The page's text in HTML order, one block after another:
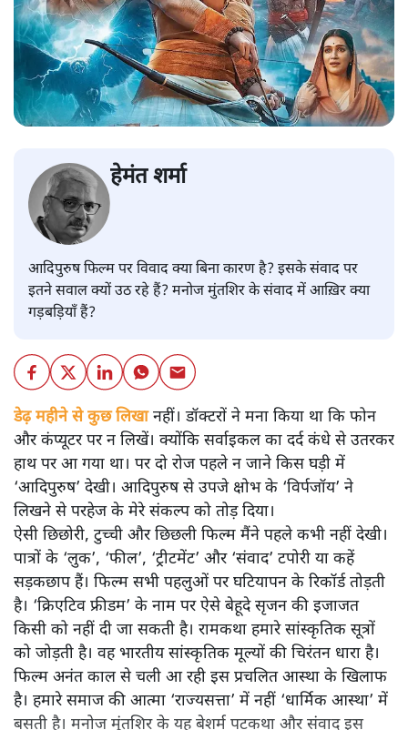
हेमंत शर्मा
आदिपुरुष फिल्म पर विवाद क्या बिना कारण है? इसके संवाद पर
इतने सवाल क्यों उठ रहे हैं? मनोज मुंतशिर के संवाद में आख़िर क्या
गड़बड़ियाँ हैं?
डेढ़ महीने से कुछ लिखा नहीं। डॉक्टरों ने मना किया था कि फोन
और कंप्यूटर पर न लिखें। क्योंकि सर्वाइकल का दर्द कंधे से उतरकर
हाथ पर आ गया था। पर दो रोज पहले न जाने किस घड़ी में
‘आदिपुरुष’ देखी। आदिपुरुष से उपजे क्षोभ के ‘विर्पजॉय’ ने
लिखने से परहेज के मेरे संकल्प को तोड़ दिया।
ऐसी छिछोरी, टुच्ची और छिछली फिल्म मैंने पहले कभी नहीं देखी।
पात्रों के ‘लुक’, ‘फील’, ‘ट्रीटमेंट’ और ‘संवाद’ टपोरी या कहें
सड़कछाप हैं। फिल्म सभी पहलुओं पर घटियापन के रिकॉर्ड तोड़ती
है। ‘क्रिएटिव फ्रीडम’ के नाम पर ऐसे बेहूदे सृजन की इजाजत
किसी को नहीं दी जा सकती है। रामकथा हमारे सांस्कृतिक सूत्रों
को जोड़ती है। वह भारतीय सांस्कृतिक मूल्यों की चिरंतन धारा है।
फिल्म अनंत काल से चली आ रही इस प्रचलित आस्था के खिलाफ
है। हमारे समाज की आत्मा ‘राज्यसत्ता’ में नहीं ‘धार्मिक आस्था’ में
बसती है। मनोज मुंतशिर के यह बेशर्म पटकथा और संवाद इस